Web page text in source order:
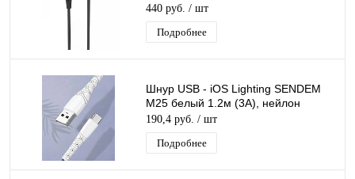
440 руб. / шт
Подробнее
Шнур USB - iOS Lighting SENDEM
M25 белый 1.2м (3А), нейлон
190,4 руб. / шт
Подробнее